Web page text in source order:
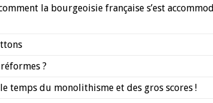
la bourgeoisie française s’est
?
temps du monolithisme et des gros scores !